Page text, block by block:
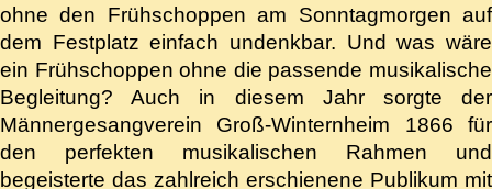
ohne den Frühschoppen am Sonntagmorgen auf
dem Festplatz einfach undenkbar. Und was wäre
ein Frühschoppen ohne die passende musikalische
Begleitung? Auch in diesem Jahr sorgte der
Männergesangverein Groß-Winternheim 1866 für
den perfekten musikalischen Rahmen und
begeisterte das zahlreich erschienene Publikum mit